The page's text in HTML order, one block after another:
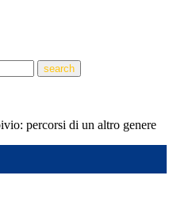
percorsi di un altro genere